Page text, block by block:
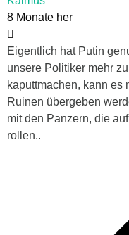
8 Monate her
Eigentlich hat Putin
unsere Politiker mehr
kaputtmachen, kann es
Ruinen übergeben
mit den Panzern, die
rollen..